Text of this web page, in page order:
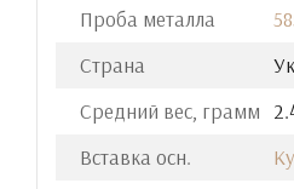
Проба металла
Страна
Средний вес, грамм
Вставка осн.